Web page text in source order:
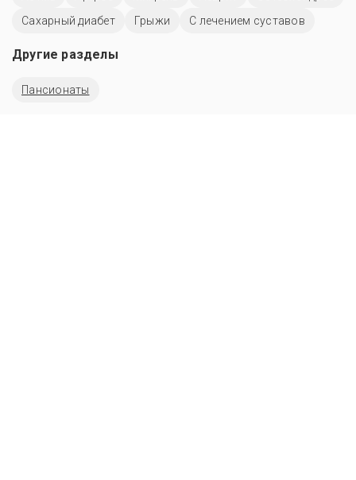
Сахарный диабет
Грыжи С лечением суставов
Другие разделы
Пансионаты